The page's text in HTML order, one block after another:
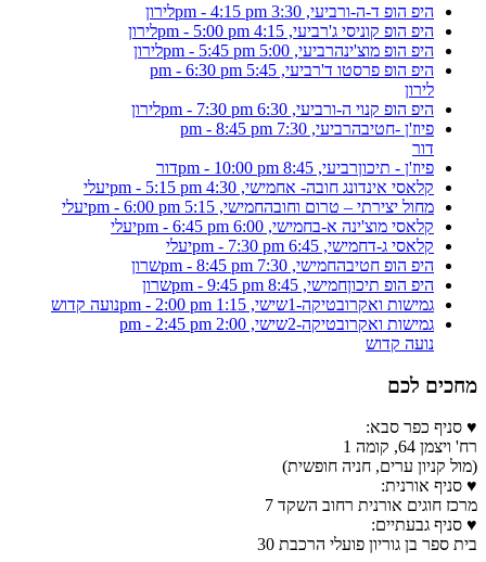
היפ הופ ד-ה-ורביעי, 3:30 pm - 4:15 pm
לירון
היפ הופ קוניסי ג'רביעי, 4:15 pm - 5:00 pm
לירון
היפ הופ מוצ'ינהרביעי, 5:00 pm - 5:45 pm
לירון
היפ הופ פרסטו ד'רביעי, 5:45 pm - 6:30 pm
לירון
היפ הופ קנוי ה-ורביעי, 6:30 pm - 7:30 pm
לירון
פיוז'ן -חטיבהרביעי, 7:30 pm - 8:45 pm
דור
פיוז'ן - תיכוןרביעי, 8:45 pm - 10:00 pm
דור
קלאסי אינדונג חובה- אחמישי, 4:30 pm - 5:15 pm
יעלי
מחול יצירתי – טרום וחובהחמישי, 5:15 pm - 6:00 pm
יעלי
קלאסי מוצ'ינה א-בחמישי, 6:00 pm - 6:45 pm
יעלי
קלאסי ג-דחמישי, 6:45 pm - 7:30 pm
יעלי
היפ הופ חטיבהחמישי, 7:30 pm - 8:45 pm
שרון
היפ הופ תיכוןחמישי, 8:45 pm - 9:45 pm
שרון
גמישות ואקרובטיקה-1 שישי, 1:15 pm - 2:00 pm
נועה קדוש
גמישות ואקרובטיקה-2 שישי, 2:00 pm - 2:45 pm
נועה קדוש
מחכים לכם
♥ סניף כפר סבא:
רח' ויצמן 64, קומה 1
(מול קניון ערים, חניה חופשית)
♥ סניף אורנית:
מרכז חוגים אורנית רחוב השקד 7
♥ סניף גבעתיים:
בית ספר בן גוריון פועלי הרכבת 30